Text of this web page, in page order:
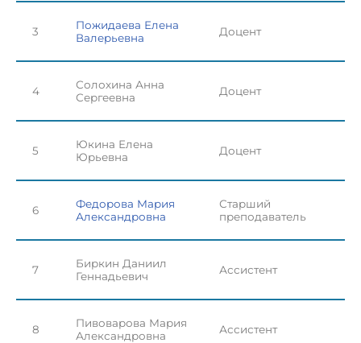
3
Пожидаева Елена
Валерьевна
Доцент
4
Солохина Анна
Сергеевна
Доцент
5
Юкина Елена
Юрьевна
Доцент
6
Федорова Мария
Александровна
Старший
преподаватель
7
Биркин Даниил
Геннадьевич
Ассистент
8
Пивоварова Мария
Александровна
Ассистент